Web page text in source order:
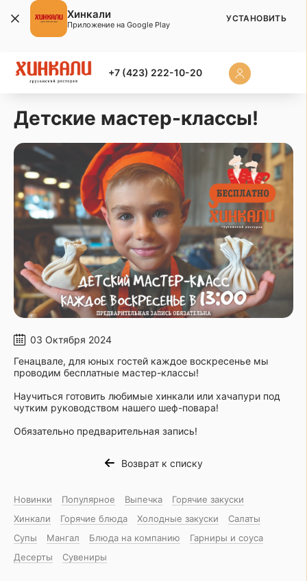
+7 (423) 222-10-20
Детские мастер-классы!
03 Октября 2024
Генацвале, для юных гостей каждое воскресенье мы
проводим бесплатные мастер-классы!
Научиться готовить любимые хинкали или хачапури под
чутким руководством нашего шеф-повара!
Обязательно предварительная запись!
Возврат к списку
Новинки Популярное Выпечка
Горячие закуски
Хинкали
Горячие блюда Холодные закуски
Салаты
Супы
Мангал Блюда на компанию
Гарниры и соуса
Десерты
Сувениры
Хинкали
Приложение на Google Play
УСТАНОВИТЬ